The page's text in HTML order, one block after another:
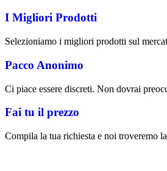
I Migliori Prodotti
Selezioniamo i migliori prodotti sul
Pacco Anonimo
Ci piace essere discreti. Non dovrai
Fai tu il prezzo
Compila la tua richiesta e noi troveremo